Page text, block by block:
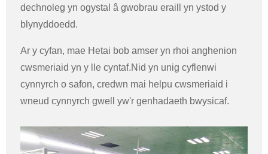
dechnoleg yn ogystal â gwobrau eraill yn ystod y
blynyddoedd.
Ar y cyfan, mae Hetai bob amser yn rhoi anghenion
cwsmeriaid yn y lle cyntaf.Nid yn unig cyflenwi
cynnyrch o safon, credwn mai helpu cwsmeriaid i
wneud cynnyrch gwell yw'r genhadaeth bwysicaf.